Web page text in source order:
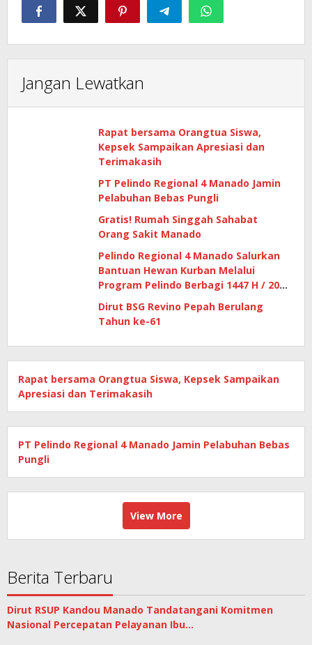
Jangan Lewatkan
Rapat bersama Orangtua Siswa,
Kepsek Sampaikan Apresiasi dan
Terimakasih
PT Pelindo Regional 4 Manado Jamin
Pelabuhan Bebas Pungli
Gratis! Rumah Singgah Sahabat
Orang Sakit Manado
Pelindo Regional 4 Manado Salurkan
Bantuan Hewan Kurban Melalui
Program Pelindo Berbagi 1447 H / 2026
Dirut BSG Revino Pepah Berulang
Tahun ke-61
Rapat bersama Orangtua Siswa, Kepsek Sampaikan
Apresiasi dan Terimakasih
PT Pelindo Regional 4 Manado Jamin Pelabuhan Bebas
Pungli
View More
Berita Terbaru
Dirut RSUP Kandou Manado Tandatangani Komitmen
Nasional Percepatan Pelayanan Ibu…